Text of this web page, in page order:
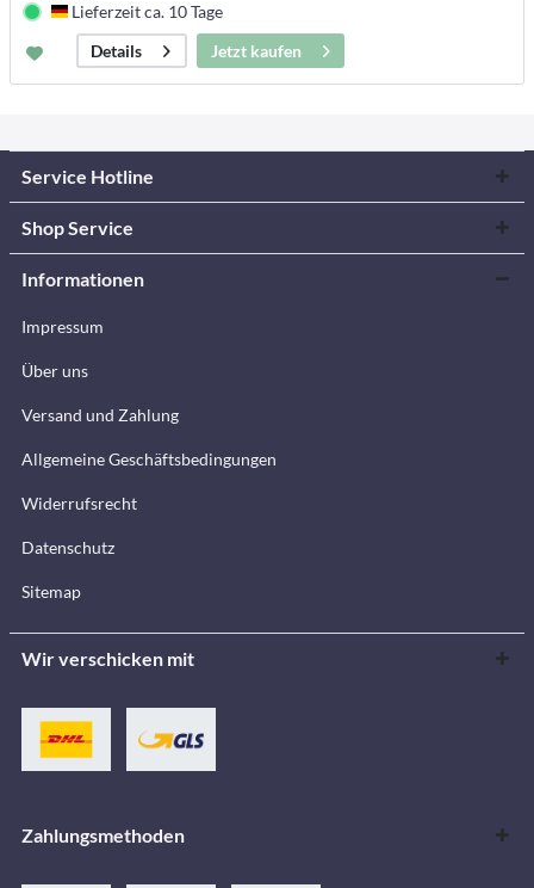
Deutschland
Lieferzeit ca. 10 Tage
Details
Jetzt kaufen
Service Hotline
Shop Service
Informationen
Impressum
Über uns
Versand und Zahlung
Allgemeine Geschäftsbedingungen
Widerrufsrecht
Datenschutz
Sitemap
Wir verschicken mit
Zahlungsmethoden